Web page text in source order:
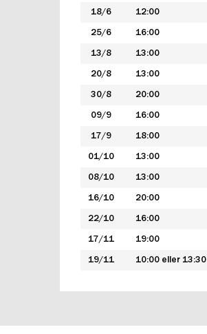
18/6 12:00
25/6 16:00
13/8 13:00
20/8 13:00
30/8 20:00
09/9 16:00
17/9 18:00
01/10 13:00
08/10 13:00
16/10 20:00
22/10 16:00
17/11 19:00
19/11 10:00 eller 13:30